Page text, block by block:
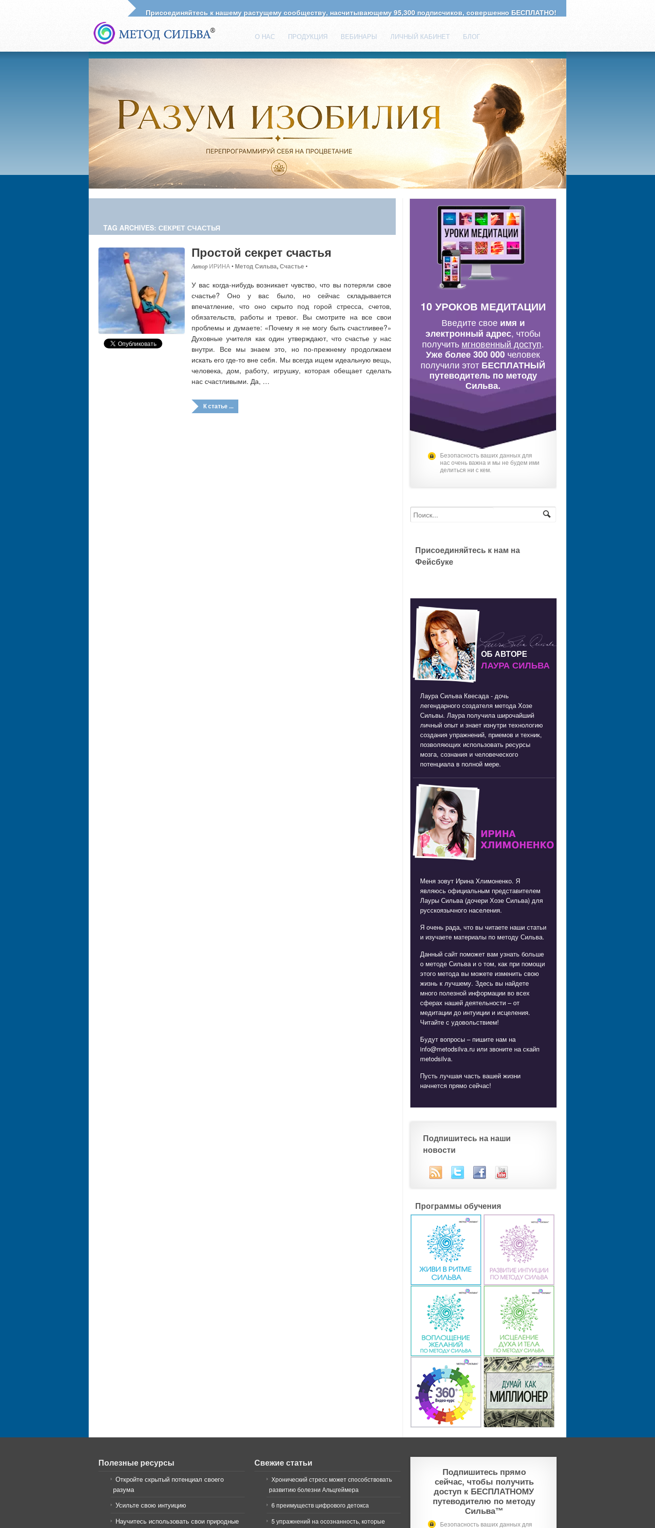
О НАС ПРОДУКЦИЯ ВЕБИНАРЫ ЛИЧНЫЙ КАБИНЕТ БЛОГ
Присоединяйтесь к нашему растущему сообществу, насчитывающему 95,300 подписчиков, совершенно БЕСПЛАТНО!
TAG ARCHIVES: СЕКРЕТ СЧАСТЬЯ
Простой секрет счастья
ИРИНА•Метод Сильва,Счастье•
У вас когда-нибудь возникает чувство, что вы потеряли свое
счастье? Оно у вас было, но сейчас складывается
впечатление, что оно скрыто под горой стресса, счетов,
обязательств, работы и тревог. Вы смотрите на все свои
проблемы и думаете: «Почему я не могу быть счастливее?»
Духовные учителя как один утверждают, что счастье у нас
внутри. Все мы знаем это, но по-прежнему продолжаем
искать его где-то вне себя. Мы всегда ищем идеальную вещь,
человека, дом, работу, игрушку, которая обещает сделать
нас счастливыми. Да, …
К статье ...
10 УРОКОВ МЕДИТАЦИИ
Введите свое имя и
электронный адрес, чтобы
получить мгновенный доступ.
Уже более 300 000 человек
получили этот БЕСПЛАТНЫЙ
путеводитель по методу
Сильва.
Безопасность ваших данных для
нас очень важна и мы не будем ими
делиться ни с кем.
Присоединяйтесь к нам на
Фейсбуке
ОБ АВТОРЕ
ЛАУРА СИЛЬВА
Лаура Сильва Квесада - дочь
легендарного создателя метода Хозе
Сильвы. Лаура получила широчайший
личный опыт и знает изнутри технологию
создания упражнений, приемов и техник,
позволяющих использовать ресурсы
мозга, сознания и человеческого
потенциала в полной мере.
Меня зовут Ирина Хлимоненко. Я
являюсь официальным представителем
Лауры Сильва (дочери Хозе Сильва) для
русскоязычного населения.
Я очень рада, что вы читаете наши статьи
и изучаете материалы по методу Сильва.
Данный сайт поможет вам узнать больше
о методе Сильва и о том, как при помощи
этого метода вы можете изменить свою
жизнь к лучшему. Здесь вы найдете
много полезной информации во всех
сферах нашей деятельности – от
медитации до интуиции и исцеления.
Читайте с удовольствием!
Будут вопросы – пишите нам на
info@metodsilva.ru или звоните на скайп
metodsilva.
Пусть лучшая часть вашей жизни
начнется прямо сейчас!
Подпишитесь на наши
новости
Программы обучения
Полезные ресурсы
Откройте скрытый потенциал своего
разума
Усильте свою интуицию
Научитесь использовать свои природные
Свежие статьи
Хронический стресс может способствовать
развитию болезни Альцгеймера
6 преимуществ цифрового детокса
5 упражнений на осознанность, которые
Подпишитесь прямо
сейчас, чтобы получить
доступ к БЕСПЛАТНОМУ
путеводителю по методу
Сильва™
Безопасность ваших данных для